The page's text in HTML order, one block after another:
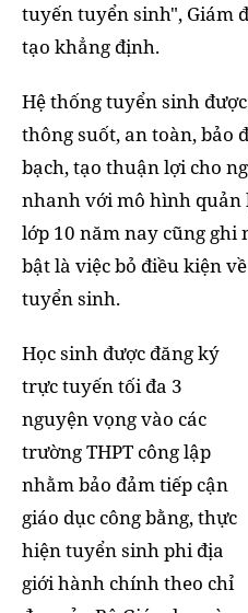
tuyến tuyển sinh", Giám
tạo khẳng định.
Hệ thống tuyển sinh
thông suốt, an toàn, bảo
bạch, tạo thuận lợi cho
nhanh với mô hình quản
lớp 10 năm nay cũng
bật là việc bỏ điều kiện
tuyển sinh.
Học sinh được đăng ký
trực tuyến tối đa 3
nguyện vọng vào các
trường THPT công lập
nhằm bảo đảm tiếp cận
giáo dục công bằng, thực
hiện tuyển sinh phi địa
giới hành chính theo chỉ